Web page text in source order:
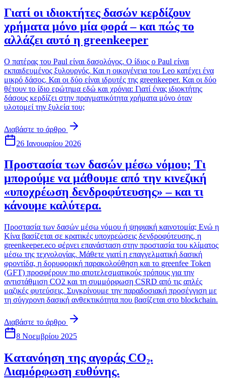
Γιατί οι ιδιοκτήτες δασών κερδίζουν
χρήματα μόνο μία φορά – και πώς το
αλλάζει αυτό η greenkeeper
Ο πατέρας του Paul είναι δασολόγος. Ο ίδιος ο Paul είναι
εκπαιδευμένος ξυλουργός. Και η οικογένεια του Leo κατέχει ένα
μικρό δάσος. Και οι δύο είναι ιδρυτές της greenkeeper. Και οι δύο
θέτουν το ίδιο ερώτημα εδώ και χρόνια: Γιατί ένας ιδιοκτήτης
δάσους κερδίζει στην πραγματικότητα χρήματα μόνο όταν
υλοτομεί την ξυλεία του;
Διαβάστε το άρθρο
26 Ιανουαρίου 2026
Προστασία των δασών μέσω νόμου; Τι
μπορούμε να μάθουμε από την κινεζική
«υποχρέωση δενδροφύτευσης» – και τι
κάνουμε καλύτερα.
Προστασία των δασών μέσω νόμου ή ψηφιακή καινοτομία; Ενώ η
Κίνα βασίζεται σε κρατικές υποχρεώσεις δενδροφύτευσης, η
greenkeeper.eco φέρνει επανάσταση στην προστασία του κλίματος
μέσω της τεχνολογίας. Μάθετε γιατί η επαγγελματική δασική
φροντίδα, η δορυφορική παρακολούθηση και το greenfee Token
(GFT) προσφέρουν πιο αποτελεσματικούς τρόπους για την
αντιστάθμιση CO2 και τη συμμόρφωση CSRD από τις απλές
μαζικές φυτεύσεις. Συγκρίνουμε την παραδοσιακή προσέγγιση με
τη σύγχρονη δασική ανθεκτικότητα που βασίζεται στο blockchain.
Διαβάστε το άρθρο
8 Νοεμβρίου 2025
Κατανόηση της αγοράς CO₂.
Διαμόρφωση ευθύνης.